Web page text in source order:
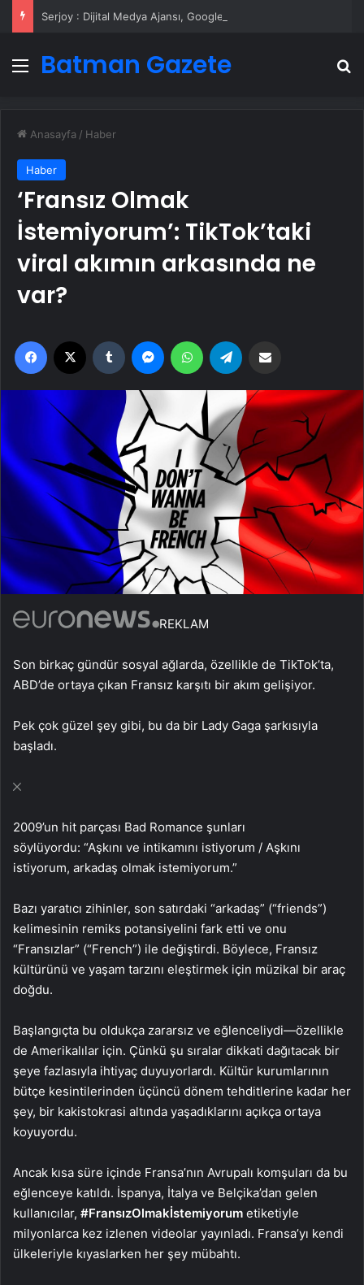
Menü
Batman Gazete
Anasayfa / Haber
Haber
‘Fransız Olmak
İstemiyorum’: TikTok’taki
viral akımın arkasında ne
var?
Facebook Tumblr MessengerWhatsApp
REKLAM
Son birkaç gündür sosyal ağlarda, özellikle de TikTok’ta,
ABD’de ortaya çıkan Fransız karşıtı bir akım gelişiyor.
Pek çok güzel şey gibi, bu da bir Lady Gaga şarkısıyla
başladı.
2009’un hit parçası Bad Romance şunları
söylüyordu: “Aşkını ve intikamını istiyorum / Aşkını
istiyorum, arkadaş olmak istemiyorum.”
Bazı yaratıcı zihinler, son satırdaki “arkadaş” (“friends”)
kelimesinin remiks potansiyelini fark etti ve onu
“Fransızlar” (“French”) ile değiştirdi. Böylece, Fransız
kültürünü ve yaşam tarzını eleştirmek için müzikal bir araç
doğdu.
Başlangıçta bu oldukça zararsız ve eğlenceliydi—özellikle
de Amerikalılar için. Çünkü şu sıralar dikkati dağıtacak bir
şeye fazlasıyla ihtiyaç duyuyorlardı. Kültür kurumlarının
bütçe kesintilerinden üçüncü dönem tehditlerine kadar her
şey, bir kakistokrasi altında yaşadıklarını açıkça ortaya
koyuyordu.
Ancak kısa süre içinde Fransa’nın Avrupalı komşuları da bu
eğlenceye katıldı. İspanya, İtalya ve Belçika’dan gelen
kullanıcılar, #FransızOlmakİstemiyorum etiketiyle
milyonlarca kez izlenen videolar yayınladı. Fransa’yı kendi
ülkeleriyle kıyaslarken her şey mübahtı.